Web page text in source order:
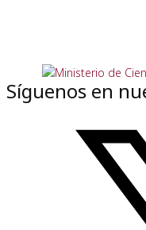
Síguenos en